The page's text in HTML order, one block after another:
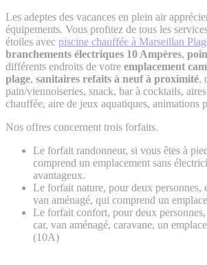
Les adeptes des vacances en plein air
équipements. Vous profitez de tous les
étoiles avec piscine chauffée à Marseillan
branchements électriques 10 Ampères,
différents endroits de votre emplacement
plage, sanitaires refaits à neuf à proximité,
pain/viennoiseries, snack, bar à cocktails,
chauffée, aire de jeux aquatiques, animations
Nos offres concernent trois forfaits.
Le forfait randonneur, si vous êtes à
comprend un emplacement sans
avantageux.
Le forfait nature, pour deux personnes,
van aménagé, qui comprend un
Le forfait confort, pour deux
car, van aménagé, caravane, un
(10A)